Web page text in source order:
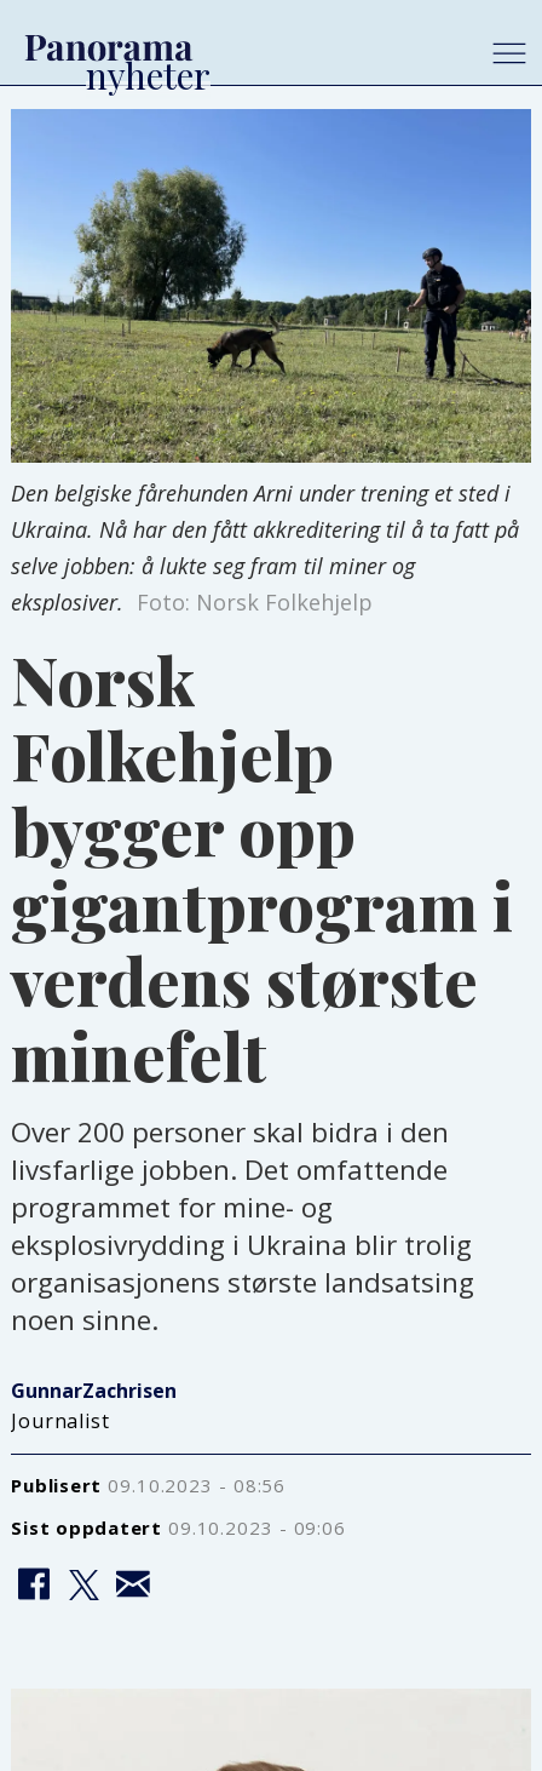
Den belgiske fårehunden Arni under trening et sted i
Ukraina. Nå har den fått akkreditering til å ta fatt på
selve jobben: å lukte seg fram til miner og
eksplosiver.
Foto: Norsk Folkehjelp
Norsk
Folkehjelp
bygger opp
gigantprogram i
verdens største
minefelt
Over 200 personer skal bidra i den
livsfarlige jobben. Det omfattende
programmet for mine- og
eksplosivrydding i Ukraina blir trolig
organisasjonens største landsatsing
noen sinne.
GunnarZachrisen
Journalist
Publisert
09.10.2023 - 08:56
Sist oppdatert
09.10.2023 - 09:06